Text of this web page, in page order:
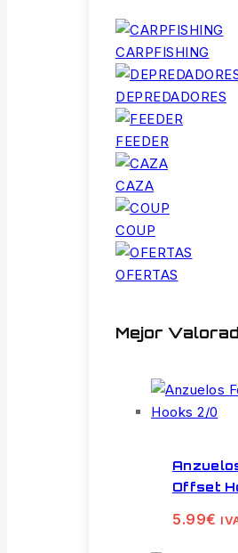
CARPFISHING
DEPREDADORES
FEEDER
CAZA
COUP
OFERTAS
Mejor
Offset
5.99€